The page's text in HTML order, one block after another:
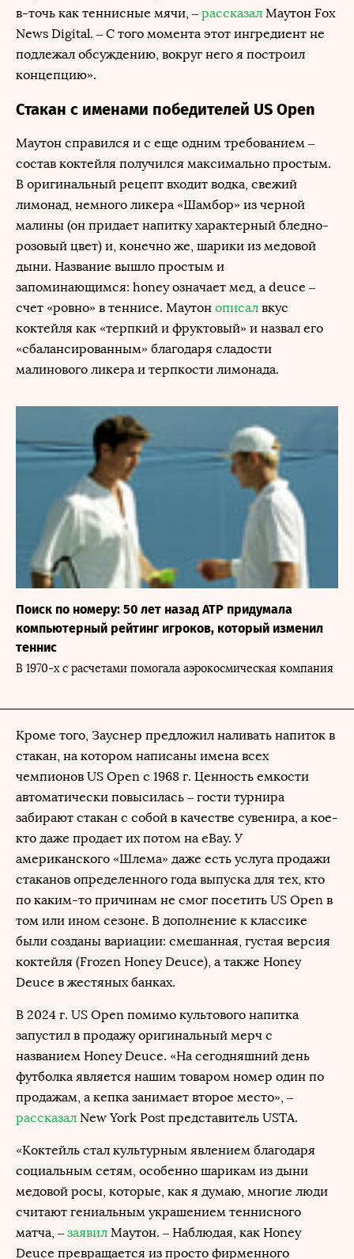
в-точь как теннисные мячи, – рассказал Маутон Fox
News Digital. – С того момента этот ингредиент не
подлежал обсуждению, вокруг него я построил
концепцию».
Стакан с именами победителей US Open
Маутон справился и с еще одним требованием –
состав коктейля получился максимально простым.
В оригинальный рецепт входит водка, свежий
лимонад, немного ликера «Шамбор» из черной
малины (он придает напитку характерный бледно-
розовый цвет) и, конечно же, шарики из медовой
дыни. Название вышло простым и
запоминающимся: honey означает мед, а deuce –
счет «ровно» в теннисе. Маутон описал вкус
коктейля как «терпкий и фруктовый» и назвал его
«сбалансированным» благодаря сладости
малинового ликера и терпкости лимонада.
Поиск по номеру: 50 лет назад АТР придумала
компьютерный рейтинг игроков, который изменил
теннис
В 1970-х с расчетами помогала аэрокосмическая компания
Кроме того, Зауснер предложил наливать напиток в
стакан, на котором написаны имена всех
чемпионов US Open с 1968 г. Ценность емкости
автоматически повысилась – гости турнира
забирают стакан с собой в качестве сувенира, а кое-
кто даже продает их потом на eBay. У
американского «Шлема» даже есть услуга продажи
стаканов определенного года выпуска для тех, кто
по каким-то причинам не смог посетить US Open в
том или ином сезоне. В дополнение к классике
были созданы вариации: смешанная, густая версия
коктейля (Frozen Honey Deuce), а также Honey
Deuce в жестяных банках.
В 2024 г. US Open помимо культового напитка
запустил в продажу оригинальный мерч с
названием Honey Deuce. «На сегодняшний день
футболка является нашим товаром номер один по
продажам, а кепка занимает второе место», –
рассказал New York Post представитель USTA.
«Коктейль стал культурным явлением благодаря
социальным сетям, особенно шарикам из дыни
медовой росы, которые, как я думаю, многие люди
считают гениальным украшением теннисного
матча, – заявил Маутон. – Наблюдая, как Honey
Deuce превращается из просто фирменного